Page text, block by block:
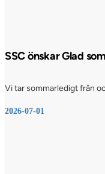
SSC önskar Glad
Vi tar sommarledigt från
2026-07-01